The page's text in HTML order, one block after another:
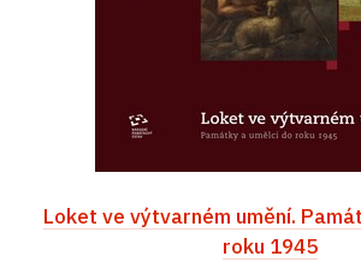
Loket ve výtvarném umění.
roku 1945